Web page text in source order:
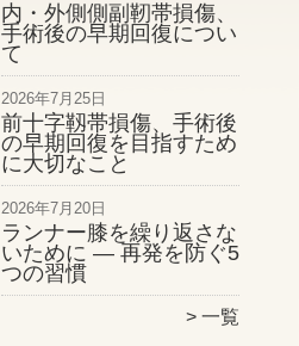
内・外側側副靭帯損傷、
手術後の早期回復につい
て
2026年7月25日
前十字靱帯損傷、手術後
の早期回復を目指すため
に大切なこと
2026年7月20日
ランナー膝を繰り返さな
いために ― 再発を防ぐ5
つの習慣
一覧